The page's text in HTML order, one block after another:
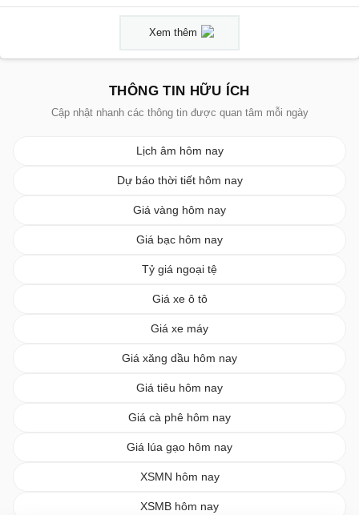
Xem thêm
THÔNG TIN HỮU ÍCH
Cập nhật nhanh các thông tin được quan tâm mỗi ngày
Lịch âm hôm nay
Dự báo thời tiết hôm nay
Giá vàng hôm nay
Giá bạc hôm nay
Tỷ giá ngoại tệ
Giá xe ô tô
Giá xe máy
Giá xăng dầu hôm nay
Giá tiêu hôm nay
Giá cà phê hôm nay
Giá lúa gạo hôm nay
XSMN hôm nay
XSMB hôm nay